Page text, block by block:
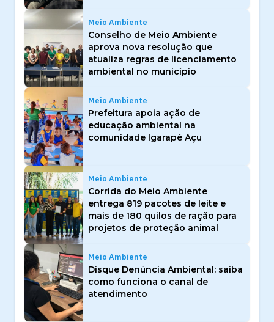
Meio Ambiente
Conselho de Meio Ambiente
aprova nova resolução que
atualiza regras de licenciamento
ambiental no município
Meio Ambiente
Prefeitura apoia ação de
educação ambiental na
comunidade Igarapé Açu
Meio Ambiente
Corrida do Meio Ambiente
entrega 819 pacotes de leite e
mais de 180 quilos de ração para
projetos de proteção animal
Meio Ambiente
Disque Denúncia Ambiental: saiba
como funciona o canal de
atendimento